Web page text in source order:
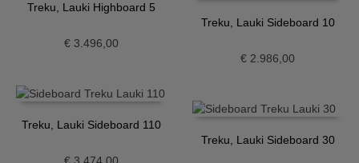
Treku, Lauki Highboard 5
€3.496,00
Treku, Lauki Sideboard 10
€ 2.986,00
Treku, Lauki Sideboard 110
Treku, Lauki Sideboard 30